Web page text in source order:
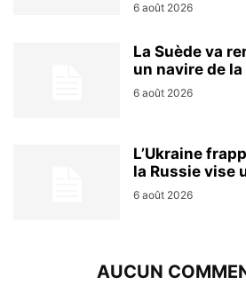
6 août 2026
La Suède va
un navire de
6 août 2026
L’Ukraine
la Russie vise
6 août 2026
AUCUN